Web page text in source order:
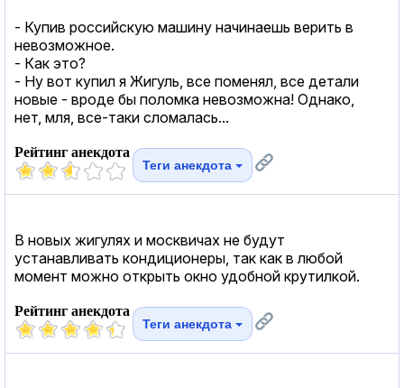
- Купив российскую машину начинаешь верить в
невозможное.
- Как это?
- Ну вот купил я Жигуль, все поменял, все детали
новые - вроде бы поломка невозможна! Однако,
нет, мля, все-таки сломалась...
Рейтинг анекдота
Теги анекдота
В новых жигулях и москвичах не будут
устанавливать кондиционеры, так как в любой
момент можно открыть окно удобной крутилкой.
Рейтинг анекдота
Теги анекдота